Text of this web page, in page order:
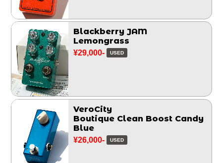
Blackberry JAM
Lemongrass
¥29,000- USED
VeroCity
Boutique Clean Boost Candy
Blue
¥26,000- USED